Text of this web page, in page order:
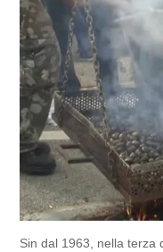
Sin dal 1963, nella terza